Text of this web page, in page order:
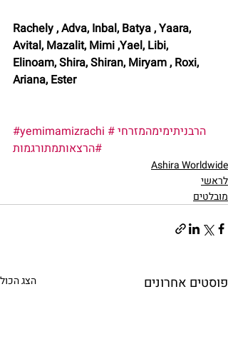
Rachely , Adva, Inbal, Batya , Yaara,
Avital, Mazalit, Mimi ,Yael, Libi,
Elinoam, Shira, Shiran, Miryam , Roxi,
Ariana, Ester
#yemimamizrachi
#הרבניתימימהמזרחי
#הרצאותמתורגמות
Ashira Worldwide
לראשי
מובלטים
פוסטים אחרונים הצג הכול